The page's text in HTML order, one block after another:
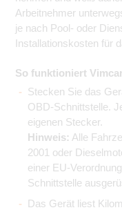
Arbeitnehmer
je nach Pool- oder
Installationskosten für
So funktioniert Vimcar
Stecken Sie das
OBD-Schnittstelle.
eigenen Stecker.
Hinweis: Alle
2001 oder
einer EU-
Schnittstelle
Das Gerät liest